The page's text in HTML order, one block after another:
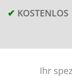
✔ KOSTENLOS
Ihr